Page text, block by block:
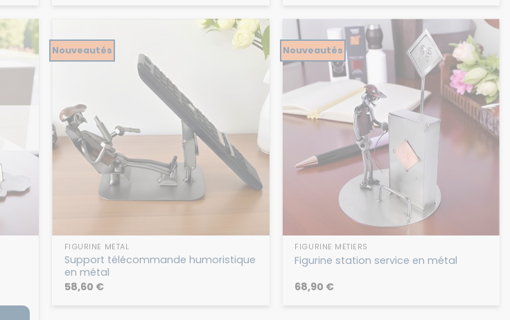
Nouveautés
FIGURINE MÉTAL
Support télécommande humoristique
en métal
58,60 €
Nouveautés
FIGURINE MÉTIERS
Figurine station service en métal
68,90 €